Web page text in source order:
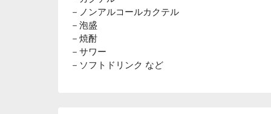
－ノンアルコールカクテル
－泡盛
－焼酎
－サワー
－ソフトドリンク など